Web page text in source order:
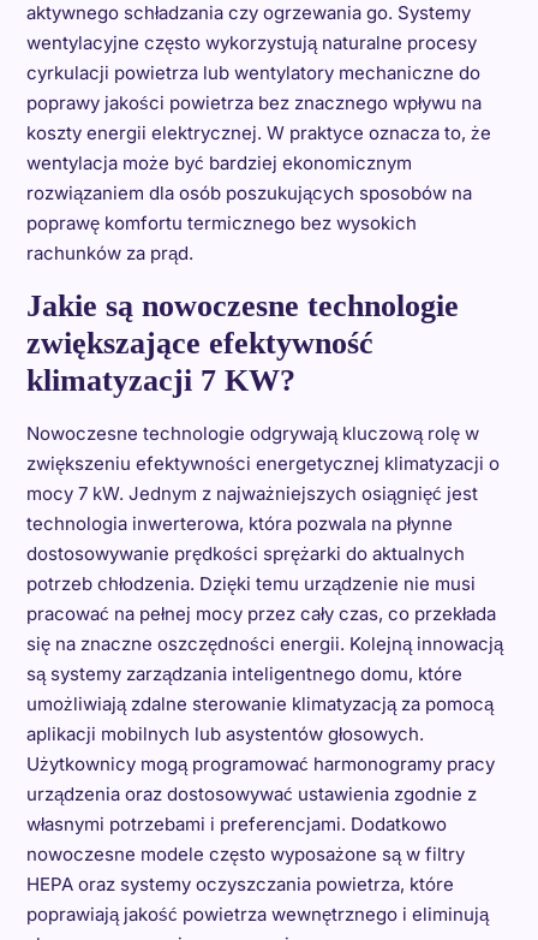
aktywnego schładzania czy ogrzewania go. Systemy
wentylacyjne często wykorzystują naturalne procesy
cyrkulacji powietrza lub wentylatory mechaniczne do
poprawy jakości powietrza bez znacznego wpływu na
koszty energii elektrycznej. W praktyce oznacza to, że
wentylacja może być bardziej ekonomicznym
rozwiązaniem dla osób poszukujących sposobów na
poprawę komfortu termicznego bez wysokich
rachunków za prąd.
Jakie są nowoczesne technologie
zwiększające efektywność
klimatyzacji 7 KW?
Nowoczesne technologie odgrywają kluczową rolę w
zwiększeniu efektywności energetycznej klimatyzacji o
mocy 7 kW. Jednym z najważniejszych osiągnięć jest
technologia inwerterowa, która pozwala na płynne
dostosowywanie prędkości sprężarki do aktualnych
potrzeb chłodzenia. Dzięki temu urządzenie nie musi
pracować na pełnej mocy przez cały czas, co przekłada
się na znaczne oszczędności energii. Kolejną innowacją
są systemy zarządzania inteligentnego domu, które
umożliwiają zdalne sterowanie klimatyzacją za pomocą
aplikacji mobilnych lub asystentów głosowych.
Użytkownicy mogą programować harmonogramy pracy
urządzenia oraz dostosowywać ustawienia zgodnie z
własnymi potrzebami i preferencjami. Dodatkowo
nowoczesne modele często wyposażone są w filtry
HEPA oraz systemy oczyszczania powietrza, które
poprawiają jakość powietrza wewnętrznego i eliminują